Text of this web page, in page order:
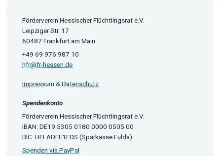
Förderverein Hessischer Flüchtlingsrat e.V.
Leipziger Str. 17
60487 Frankfurt am Main
+49 69 976 987 10
hfr@fr-hessen.de
Impressum & Datenschutz
Spendenkonto
Förderverein Hessischer Flüchtlingsrat e.V.
IBAN: DE19 5305 0180 0000 0505 00
BIC: HELADEF1FDS (Sparkasse Fulda)
Spenden via PayPal